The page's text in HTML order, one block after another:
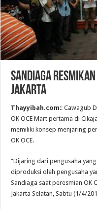
Sandiaga
Jakarta
Thayyibah.com:: Cawagub
OK OCE Mart pertama di
memiliki konsep menjaring
OK OCE.
“Dijaring dari pengusaha
diproduksi oleh pengusaha
Sandiaga saat peresmian OK
Jakarta Selatan, Sabtu (1/4/